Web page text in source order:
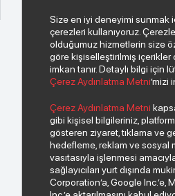
Bizden haberiniz
Size en iyi deneyimi sunmak
çerezleri kullanıyoruz.
olduğumuz hizmetlerin size
göre kişiselleştirilmiş içerikler
imkan tanır. Detaylı bilgi için
Çerez Aydınlatma Metni’mizi
Çerez Aydınlatma Metni
gibi kişisel bilgileriniz,
gösteren ziyaret, tıklama ve
hedefleme, reklam ve sosyal
vasıtasıyla işlenmesi
sağlayıcıları yurt dışında
Corporation’a, Google Inc.’e,